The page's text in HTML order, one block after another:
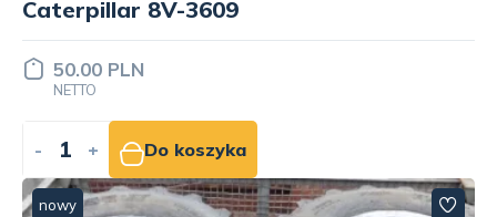
Caterpillar 8V-3609
50.00 PLN
NETTO
- + Do koszyka
nowy